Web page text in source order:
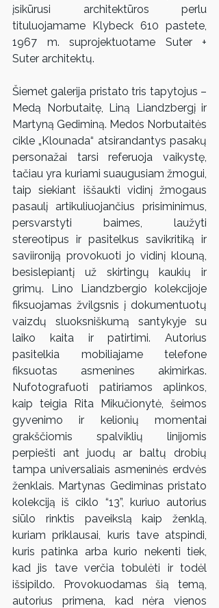
įsikūrusi architektūros perlu
tituluojamame Klybeck 610 pastete,
1967 m. suprojektuotame Suter +
Suter architektų.
Šiemet galerija pristato tris tapytojus –
Medą Norbutaitę, Liną Liandzbergį ir
Martyną Gediminą. Medos Norbutaitės
cikle „Klounada“ atsirandantys pasakų
personažai tarsi referuoja vaikystę,
tačiau yra kuriami suaugusiam žmogui,
taip siekiant iššaukti vidinį žmogaus
pasaulį artikuliuojančius prisiminimus,
persvarstyti baimes, laužyti
stereotipus ir pasitelkus savikritiką ir
saviironiją provokuoti jo vidinį klouną,
besislepiantį už skirtingų kaukių ir
grimų. Lino Liandzbergio kolekcijoje
fiksuojamas žvilgsnis į dokumentuotų
vaizdų sluoksniškumą santykyje su
laiko kaita ir patirtimi. Autorius
pasitelkia mobiliajame telefone
fiksuotas asmenines akimirkas.
Nufotografuoti patiriamos aplinkos,
kaip teigia Rita Mikučionytė, šeimos
gyvenimo ir kelionių momentai
grakščiomis spalviklių linijomis
perpiešti ant juodų ar baltų drobių
tampa universaliais asmeninės erdvės
ženklais. Martynas Gediminas pristato
kolekciją iš ciklo “13”, kuriuo autorius
siūlo rinktis paveikslą kaip ženklą,
kuriam priklausai, kuris tave atspindi,
kuris patinka arba kurio nekenti tiek,
kad jis tave verčia tobulėti ir todėl
išsipildo. Provokuodamas šią temą,
autorius primena, kad nėra vienos